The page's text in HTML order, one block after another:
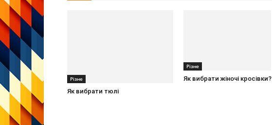
Різне
Як вибрати тюлі
Різне
Як вибрати жіночі кросівки?